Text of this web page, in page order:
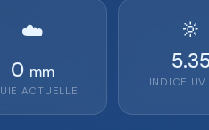
☁️
0 mm
ACTUELLE
🔆
INDICE UV